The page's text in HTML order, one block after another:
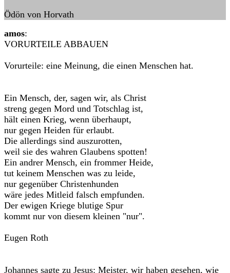
Ödön von Horvath
amos:
VORURTEILE ABBAUEN
Vorurteile: eine Meinung, die einen Menschen hat.
Ein Mensch, der, sagen wir, als Christ
streng gegen Mord und Totschlag ist,
hält einen Krieg, wenn überhaupt,
nur gegen Heiden für erlaubt.
Die allerdings sind auszurotten,
weil sie des wahren Glaubens spotten!
Ein andrer Mensch, ein frommer Heide,
tut keinem Menschen was zu leide,
nur gegenüber Christenhunden
wäre jedes Mitleid falsch empfunden.
Der ewigen Kriege blutige Spur
kommt nur von diesem kleinen "nur".
Eugen Roth
Johannes sagte zu Jesus: Meister, wir haben gesehen, wie